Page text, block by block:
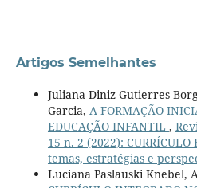
Artigos Semelhantes
Juliana Diniz Gutierres
Garcia, A FORMAÇÃO
EDUCAÇÃO INFANTIL ,
15 n. 2 (2022): CURRÍCULO
temas, estratégias e
Luciana Paslauski Knebel,